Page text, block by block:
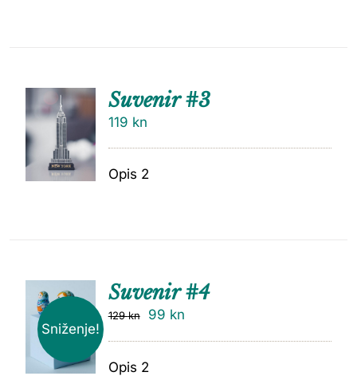
DODAJ
Suvenir #3
119 kn
Opis 2
Sniženje!
DODAJ
Suvenir #4
129kn 99 kn
Opis 2